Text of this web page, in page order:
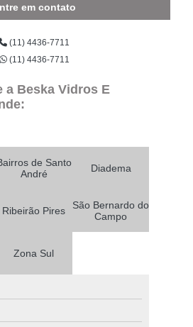
em contato
(11) 4436-7711
(11) 4436-7711
a Beska Vidros E
de Santo
André
Diadema
Ribeirão Pires
São Bernardo do
Campo
Zona Sul